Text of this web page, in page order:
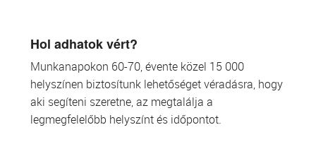
ŐSSEJT DONÁCIÓ
VÁRÓLISTÁK
Hol adhatok vért?
Munkanapokon 60-70, évente közel 15 000
helyszínen biztosítunk lehetőséget véradásra, hogy
aki segíteni szeretne, az megtalálja a
legmegfelelőbb helyszínt és időpontot.